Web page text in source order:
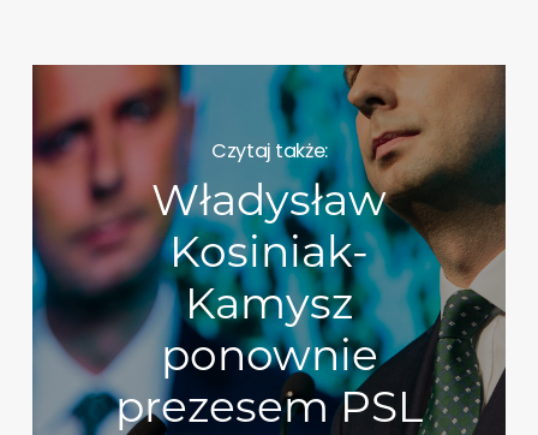
Czytaj także:
Władysław
Kosiniak-
Kamysz
ponownie
prezesem PSL